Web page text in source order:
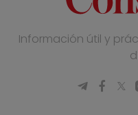
Información útil y